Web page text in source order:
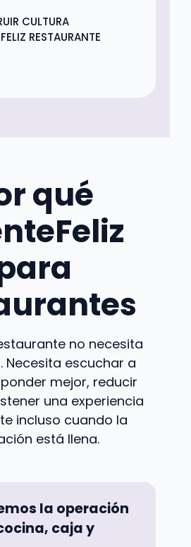
CULTURA
RESTAURANTE
qué
no necesita
Necesita escuchar a
mejor, reducir
una experiencia
incluso cuando la
está llena.
la operación
caja y